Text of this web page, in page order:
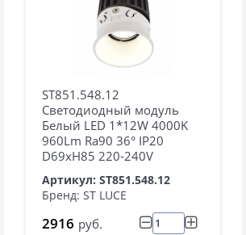
ST851.548.12
Светодиодный модуль
Белый LED 1*12W 4000K
960Lm Ra90 36° IP20
D69xH85 220-240V
Артикул: ST851.548.12
Бренд: ST LUCE
2916 руб.